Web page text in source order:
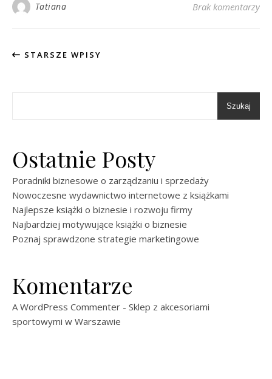
Tatiana Brak komentarzy
STARSZE WPISY
Szukaj
Ostatnie Posty
Poradniki biznesowe o zarządzaniu i sprzedaży
Nowoczesne wydawnictwo internetowe z książkami
Najlepsze książki o biznesie i rozwoju firmy
Najbardziej motywujące książki o biznesie
Poznaj sprawdzone strategie marketingowe
Komentarze
A WordPress Commenter - Sklep z akcesoriami
sportowymi w Warszawie